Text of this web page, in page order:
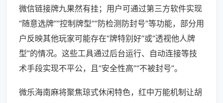
微信链接牌九果然有挂；用户可通过第三方软件实现
“随意选牌”“控制牌型”“防检测防封号”等功能，部分用
户反映其他玩家可能存在“牌特别好”或“透视他人牌
型”的情况。这些工具通过后台运行、自动连接等技
术手段实现不平公，且“安全性高”“不被封号”。
微乐海南麻将聚焦琼式休闲特色，红中万能机制让胡